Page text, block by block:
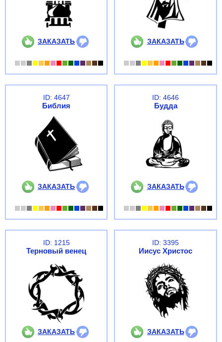
ЗАКАЗАТЬ ЗАКАЗАТЬ
ID: 4647
Библия
ЗАКАЗАТЬ
ID: 4646
Будда
ЗАКАЗАТЬ
ID: 1215
Терновый венец
ЗАКАЗАТЬ
ID: 3395
Иисус Христос
ЗАКАЗАТЬ